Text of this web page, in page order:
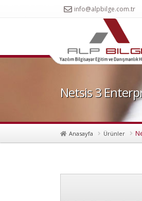
info@alpbilge.com.tr
Netsis 3
Anasayfa Ürünler